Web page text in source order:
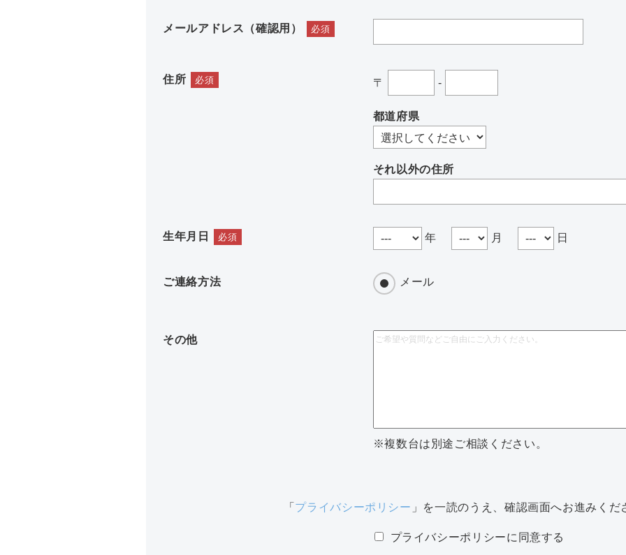
メールアドレス（確認用） 必須
住所 必須 〒 -
都道府県
それ以外の住所
生年月日 必須 年 月 日
ご連絡方法 メール
その他
※複数台は別途ご相談ください。
「 プライバシーポリシー 」を一読のうえ、確認画面へお進みくだ
プライバシーポリシーに同意する